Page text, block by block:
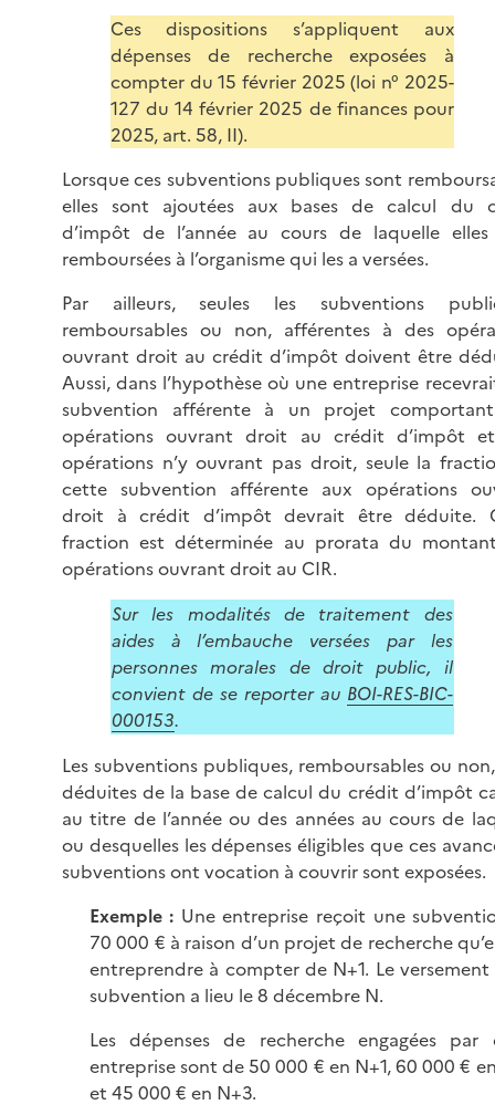
Ces dispositions s’appliquent aux
dépenses de recherche exposées à
compter du 15 février 2025 (loi n° 2025-
127 du 14 février 2025 de finances pour
2025, art. 58, II).
Lorsque ces subventions publiques sont
elles sont ajoutées aux bases de calcul du
d’impôt de l’année au cours de laquelle
remboursées à l’organisme qui les a versées.
Par ailleurs, seules les subventions
remboursables ou non, afférentes à des
ouvrant droit au crédit d’impôt doivent être
Aussi, dans l’hypothèse où une entreprise
subvention afférente à un projet
opérations ouvrant droit au crédit d’impôt
opérations n’y ouvrant pas droit, seule la
cette subvention afférente aux opérations
droit à crédit d’impôt devrait être déduite.
fraction est déterminée au prorata du
opérations ouvrant droit au CIR.
Sur les modalités de traitement des
aides à l’embauche versées par les
personnes morales de droit public, il
convient de se reporter au BOI-RES-BIC-
000153.
Les subventions publiques, remboursables ou
déduites de la base de calcul du crédit d’impôt
au titre de l’année ou des années au cours de
ou desquelles les dépenses éligibles que ces
subventions ont vocation à couvrir sont exposées.
Exemple : Une entreprise reçoit une
70 000 € à raison d’un projet de recherche
entreprendre à compter de N+1. Le
subvention a lieu le 8 décembre N.
Les dépenses de recherche engagées par
entreprise sont de 50 000 € en N+1, 60 000 €
et 45 000 € en N+3.